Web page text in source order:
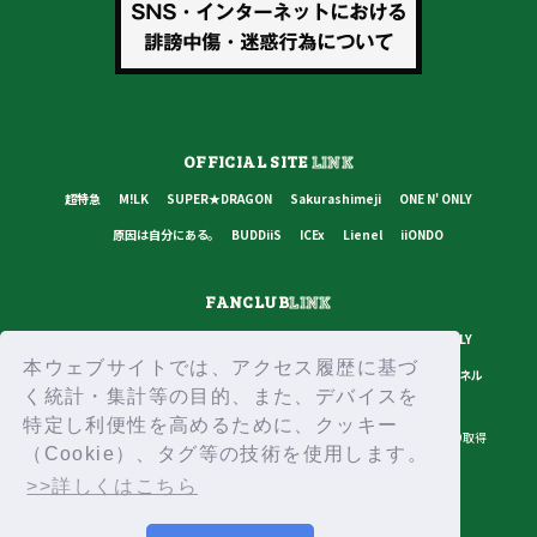
本ウェブサイトでは、アクセス履歴に基づ
く統計・集計等の目的、また、デバイスを
特定し利便性を高めるために、クッキー
（Cookie）、タグ等の技術を使用します。
>>詳しくはこちら
OFFICIAL SITELINK
超特急 M!LK SUPER★DRAGON Sakurashimeji
ONE N' ONLY
原因は自分にある。
BUDDiiS ICEx Lienel iiONDO
FANCLUBLINK
ONE N' ONLY
原因は自分にある。
BUDDiiS ICEx Lienel スターダストチャンネル
プライバシーポリシー ご利用規約 推奨環境 ヘルプ・お問い合わせ
ID取得